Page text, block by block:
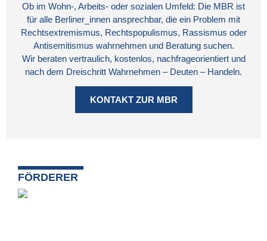
Ob im Wohn-, Arbeits- oder sozialen Umfeld: Die MBR ist
für alle Berliner_innen ansprechbar, die ein Problem mit
Rechtsextremismus, Rechtspopulismus, Rassismus oder
Antisemitismus wahrnehmen und Beratung suchen.
Wir beraten vertraulich, kostenlos, nachfrageorientiert und
nach dem Dreischritt Wahrnehmen – Deuten – Handeln.
KONTAKT ZUR MBR
FÖRDERER